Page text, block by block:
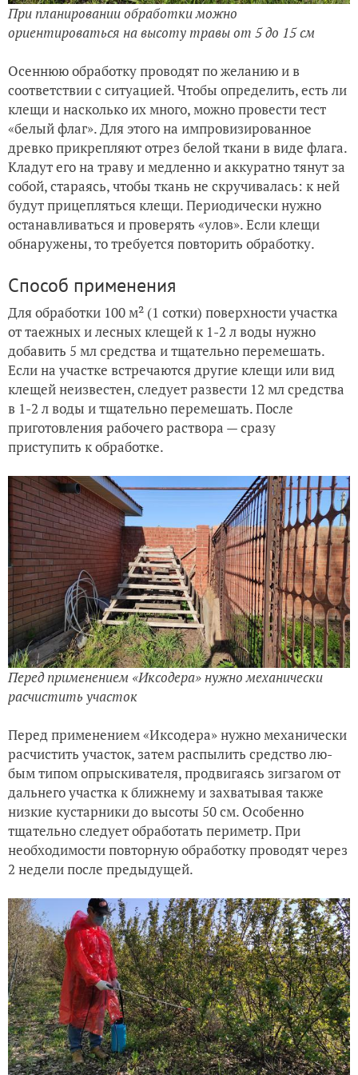
При планировании обработки можно
ориентироваться на высоту травы от 5 до 15 см
Осеннюю обработку проводят по желанию и в
соответствии с ситуацией. Чтобы определить, есть ли
клещи и насколько их много, можно провести тест
«белый флаг». Для этого на импровизированное
древко прикрепляют отрез белой ткани в виде флага.
Кладут его на траву и медленно и аккуратно тянут за
собой, стараясь, чтобы ткань не скручивалась: к ней
будут прицепляться клещи. Периодически нужно
останавливаться и проверять «улов». Если клещи
обнаружены, то требуется повторить обработку.
Способ применения
Для обработки 100 м² (1 сотки) поверхности участка
от таежных и лесных клещей к 1-2 л воды нужно
добавить 5 мл средства и тщательно перемешать.
Если на участке встречаются другие клещи или вид
клещей неизвестен, следует развести 12 мл средства
в 1-2 л воды и тщательно перемешать. После
приготовления рабочего раствора — сразу
приступить к обработке.
Перед применением «Иксодера» нужно механически
расчистить участок
Перед применением «Иксодера» нужно механически
расчистить участок, затем распылить средство лю­
бым типом опрыскивателя, продвигаясь зигзагом от
дальнего участка к ближнему и захватывая также
низкие кустарники до высоты 50 см. Особенно
тщательно следует обработать периметр. При
необходимости повторную обработку проводят через
2 недели после предыдущей.